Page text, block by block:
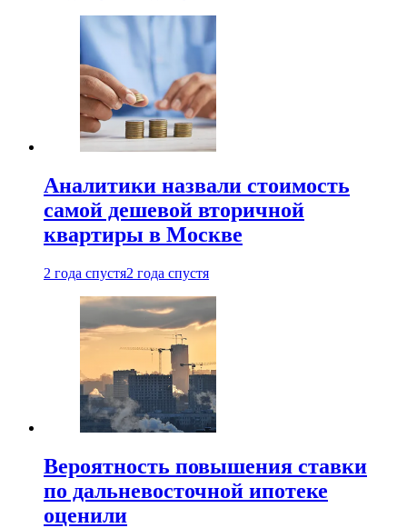
Аналитики назвали стоимость
самой дешевой вторичной
квартиры в Москве
2 года спустя2 года спустя
Вероятность повышения ставки
по дальневосточной ипотеке
оценили